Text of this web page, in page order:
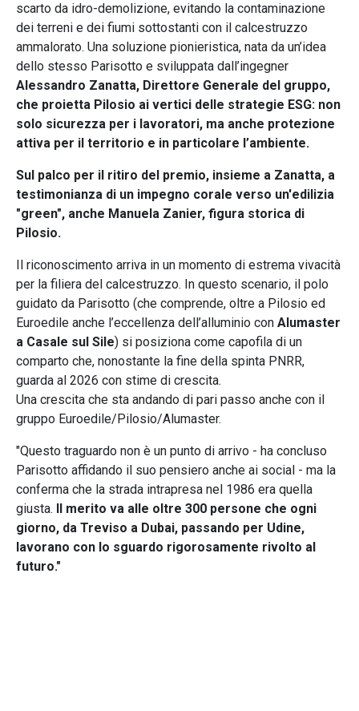
scarto da idro-demolizione, evitando la contaminazione
dei terreni e dei fiumi sottostanti con il calcestruzzo
ammalorato. Una soluzione pionieristica, nata da un’idea
dello stesso Parisotto e sviluppata dall’ingegner
Alessandro Zanatta, Direttore Generale del gruppo,
che proietta Pilosio ai vertici delle strategie ESG: non
solo sicurezza per i lavoratori, ma anche protezione
attiva per il territorio e in particolare l’ambiente.
Sul palco per il ritiro del premio, insieme a Zanatta, a
testimonianza di un impegno corale verso un'edilizia
"green", anche Manuela Zanier, figura storica di
Pilosio.
Il riconoscimento arriva in un momento di estrema vivacità
per la filiera del calcestruzzo. In questo scenario, il polo
guidato da Parisotto (che comprende, oltre a Pilosio ed
Euroedile anche l’eccellenza dell’alluminio con Alumaster
a Casale sul Sile) si posiziona come capofila di un
comparto che, nonostante la fine della spinta PNRR,
guarda al 2026 con stime di crescita.
Una crescita che sta andando di pari passo anche con il
gruppo Euroedile/Pilosio/Alumaster.
"Questo traguardo non è un punto di arrivo - ha concluso
Parisotto affidando il suo pensiero anche ai social - ma la
conferma che la strada intrapresa nel 1986 era quella
giusta. Il merito va alle oltre 300 persone che ogni
giorno, da Treviso a Dubai, passando per Udine,
lavorano con lo sguardo rigorosamente rivolto al
futuro."